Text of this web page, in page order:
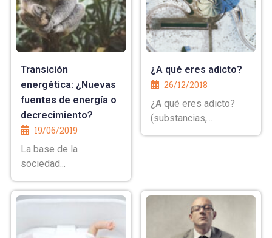
Transición
energética: ¿Nuevas
fuentes de energía o
decrecimiento?
19/06/2019
La base de la
sociedad...
¿A qué eres adicto?
26/12/2018
¿A qué eres adicto?
(substancias,...